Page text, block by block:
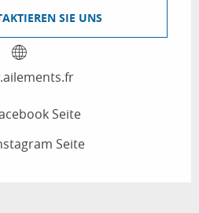
SIE UNS
Seite
Seite